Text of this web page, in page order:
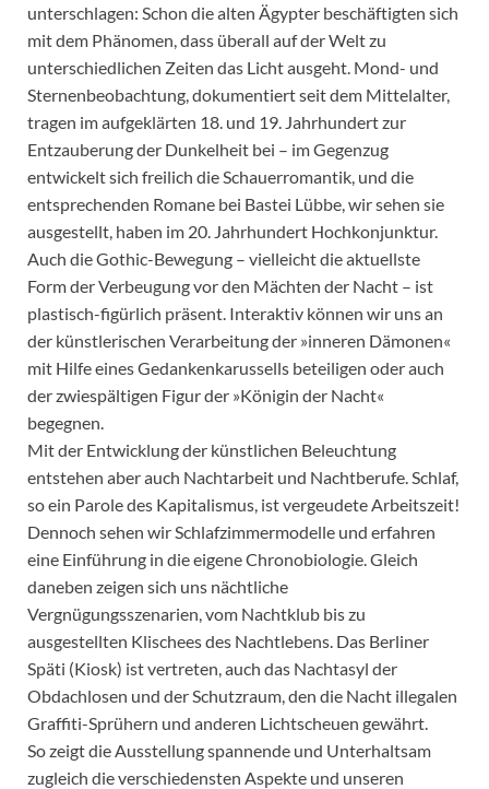
unterschlagen: Schon die alten Ägypter beschäftigten sich
mit dem Phänomen, dass überall auf der Welt zu
unterschiedlichen Zeiten das Licht ausgeht. Mond- und
Sternenbeobachtung, dokumentiert seit dem Mittelalter,
tragen im aufgeklärten 18. und 19. Jahrhundert zur
Entzauberung der Dunkelheit bei – im Gegenzug
entwickelt sich freilich die Schauerromantik, und die
entsprechenden Romane bei Bastei Lübbe, wir sehen sie
ausgestellt, haben im 20. Jahrhundert Hochkonjunktur.
Auch die Gothic-Bewegung – vielleicht die aktuellste
Form der Verbeugung vor den Mächten der Nacht – ist
plastisch-figürlich präsent. Interaktiv können wir uns an
der künstlerischen Verarbeitung der »inneren Dämonen«
mit Hilfe eines Gedankenkarussells beteiligen oder auch
der zwiespältigen Figur der »Königin der Nacht«
begegnen.
Mit der Entwicklung der künstlichen Beleuchtung
entstehen aber auch Nachtarbeit und Nachtberufe. Schlaf,
so ein Parole des Kapitalismus, ist vergeudete Arbeitszeit!
Dennoch sehen wir Schlafzimmermodelle und erfahren
eine Einführung in die eigene Chronobiologie. Gleich
daneben zeigen sich uns nächtliche
Vergnügungsszenarien, vom Nachtklub bis zu
ausgestellten Klischees des Nachtlebens. Das Berliner
Späti (Kiosk) ist vertreten, auch das Nachtasyl der
Obdachlosen und der Schutzraum, den die Nacht illegalen
Graffiti-Sprühern und anderen Lichtscheuen gewährt.
So zeigt die Ausstellung spannende und Unterhaltsam
zugleich die verschiedensten Aspekte und unseren